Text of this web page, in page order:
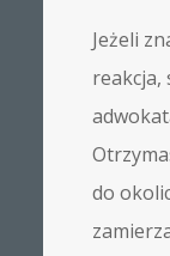
Jeżeli
reakcja,
do